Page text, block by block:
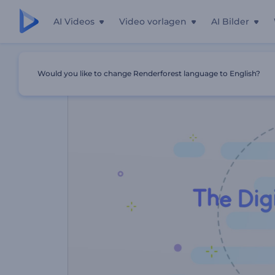
AI Videos Video vorlagen AI Bilder
Would you like to change Renderforest language to English?